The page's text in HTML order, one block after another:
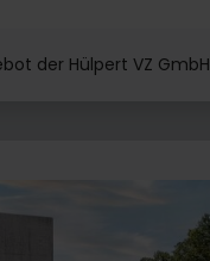
der Hülpert VZ GmbH